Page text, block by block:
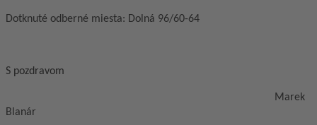
Dotknuté odberné miesta: Dolná 96/60-64
S pozdravom
Marek
Blanár